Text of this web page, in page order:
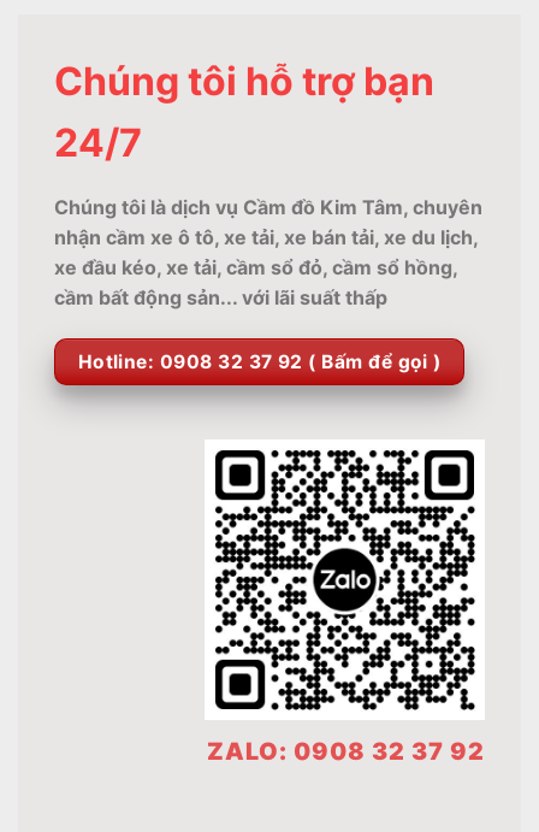
Chúng tôi hỗ trợ bạn
24/7
Chúng tôi là dịch vụ Cầm đồ Kim Tâm, chuyên
nhận cầm xe ô tô, xe tải, xe bán tải, xe du lịch,
xe đầu kéo, xe tải, cầm sổ đỏ, cầm sổ hồng,
cầm bất động sản... với lãi suất thấp
Hotline: 0908 32 37 92 ( Bấm để gọi )
ZALO: 0908 32 37 92